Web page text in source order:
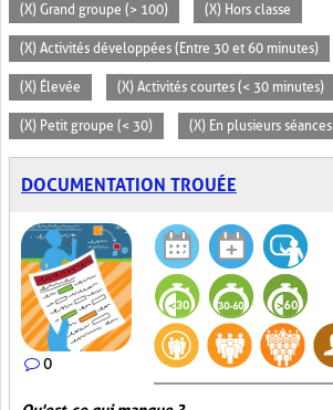
(X) Grand groupe (> 100) (X) Hors classe
(X) Activités développées (Entre 30 et 60 minutes)
(X) Élevée (X) Activités courtes (< 30 minutes)
(X) Petit groupe (< 30) (X) En plusieurs séances
DOCUMENTATION TROUÉE
0